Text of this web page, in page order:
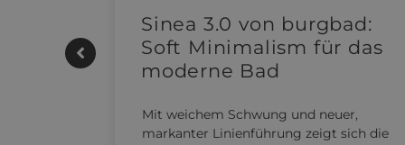
Sinea 3.0 von burgbad:
Soft Minimalism für das
moderne Bad
Mit weichem Schwung und neuer,
markanter Linienführung zeigt sich die